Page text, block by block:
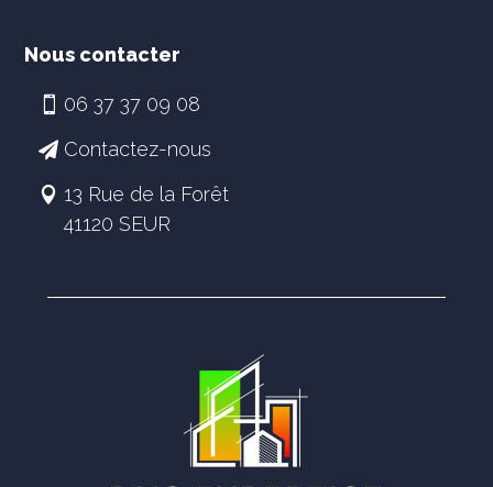
Nous contacter
06 37 37 09 08
Contactez-nous
13 Rue de la Forêt
41120 SEUR